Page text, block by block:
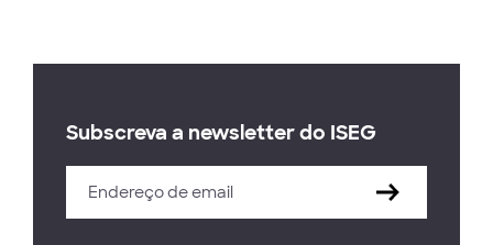
Subscreva a newsletter do ISEG